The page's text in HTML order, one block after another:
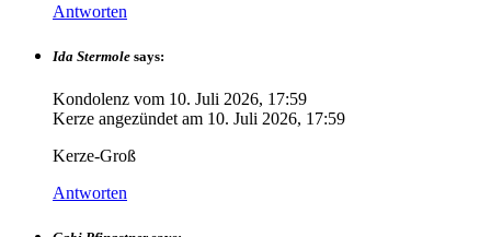
Antworten
Ida Stermole says:
Kondolenz vom 10. Juli 2026, 17:59
Kerze angezündet am 10. Juli 2026, 17:59
Kerze-Groß
Antworten